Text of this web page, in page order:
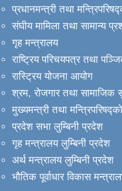
प्रधानमन्त्री तथा
संघीय मामिला तथा सामान्य
गृह मन्त्रालय
राष्ट्रिय परिचयपत्र तथा
रास्ट्रिय योजना आयोग
श्रम, रोजगार तथा सामाजिक
मुख्यमन्त्री तथा
प्रदेश सभा लुम्बिनी प्रदेश
गृह मन्त्रालय लुम्बिनी प्रदेश
अर्थ मन्त्रालय लुम्बिनी प्रदेश
भौतिक पूर्वाधार विकास